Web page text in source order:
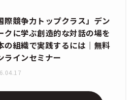
際競争力トップクラス」デン
クに学ぶ創造的な対話の場を
の組織で実践するには｜無料
ラインセミナー